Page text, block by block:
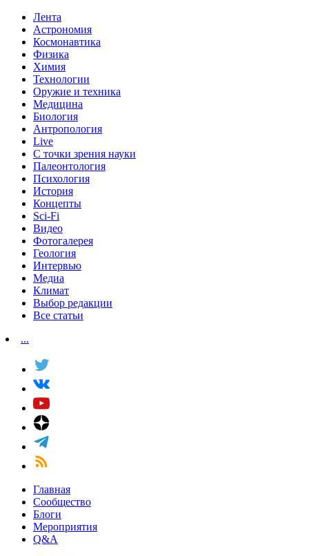
Лента
Астрономия
Космонавтика
Физика
Химия
Технологии
Оружие и техника
Медицина
Биология
Антропология
Live
С точки зрения науки
Палеонтология
Психология
История
Концепты
Sci-Fi
Видео
Фотогалерея
Геология
Интервью
Медиа
Климат
Выбор редакции
Все статьи
...
Главная
Сообщество
Блоги
Мероприятия
Q&A